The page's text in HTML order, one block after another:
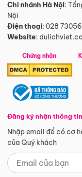
Chi nhánh Hà Nội:
Nội
Điện thoại: 028
Website:
Chứng nhận
Đăng ký nhận thông
Nhập email để có cơ
của Quý khách